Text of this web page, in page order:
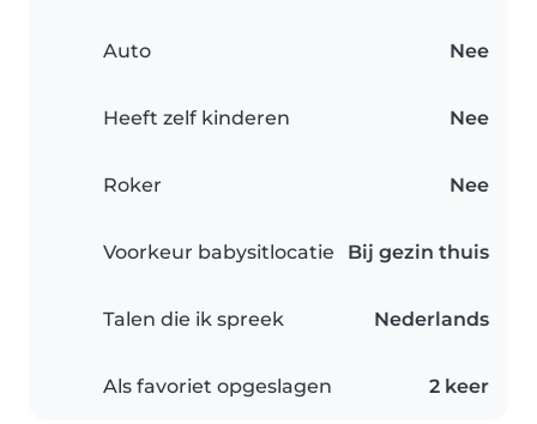
Auto Nee
Heeft zelf kinderen Nee
Roker Nee
Voorkeur babysitlocatie Bij gezin thuis
Talen die ik spreek Nederlands
Als favoriet opgeslagen 2 keer